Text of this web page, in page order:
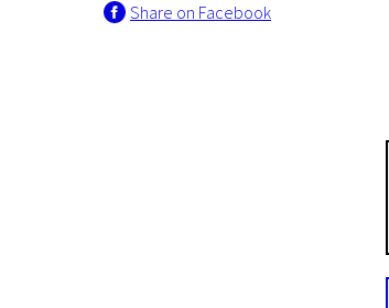
Share on Facebook